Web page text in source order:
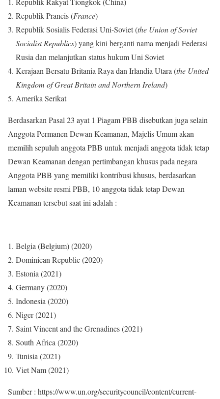
Republik Prancis (France)
Republik Sosialis Federasi Uni-Soviet (the Union of Soviet
Socialist Republics) yang kini berganti nama menjadi Federasi
Rusia dan melanjutkan status hukum Uni Soviet
Kerajaan Bersatu Britania Raya dan Irlandia Utara (the United
Kingdom of Great Britain and Northern Ireland)
Amerika Serikat
Berdasarkan Pasal 23 ayat 1 Piagam PBB disebutkan juga selain
Anggota Permanen Dewan Keamanan, Majelis Umum akan
memilih sepuluh anggota PBB untuk menjadi anggota tidak tetap
Dewan Keamanan dengan pertimbangan khusus pada negara
Anggota PBB yang memiliki kontribusi khusus, berdasarkan
laman website resmi PBB, 10 anggota tidak tetap Dewan
Keamanan tersebut saat ini adalah :
Belgia (Belgium) (2020)
Dominican Republic (2020)
Estonia (2021)
Germany (2020)
Indonesia (2020)
Niger (2021)
Saint Vincent and the Grenadines (2021)
South Africa (2020)
Tunisia (2021)
Viet Nam (2021)
Sumber : https://www.un.org/securitycouncil/content/current-